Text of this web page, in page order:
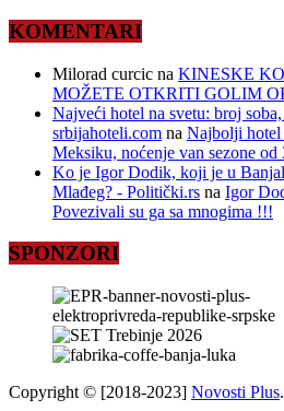
KOMENTARI
Milorad curcic na KINESKE
MOŽETE OTKRITI GOLIM
Najveći hotel na svetu: broj
srbijahoteli.com na Najbolji hotel
Meksiku, noćenje van sezone od
Ko je Igor Dodik, koji je u
Mlađeg? - Politički.rs na Igor
Povezivali su ga sa mnogima !!!
SPONZORI
Copyright © [2018-2023] Novosti Plus.